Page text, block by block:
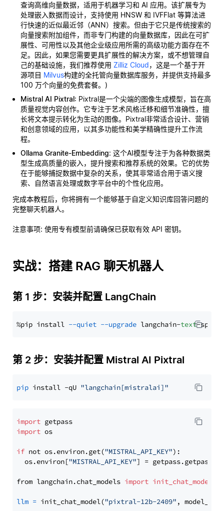
查询高维向量数据，适用于机器学习和 AI 应用。该扩展专为
处理嵌入数据而设计，支持使用 HNSW 和 IVFFlat 等算法进
行快速的近似最近邻（ANN）搜索。但由于它只是传统搜索的
向量搜索附加组件，而非专门构建的向量数据库，因此在可扩
展性、可用性以及其他企业级应用所需的高级功能方面存在不
足。因此，如果您需要更具扩展性的解决方案，或不想管理自
己的基础设施，我们推荐使用 Zilliz Cloud，这是一个基于开
源项目 Milvus构建的全托管向量数据库服务，并提供支持最多
100 万个向量的免费套餐。)
Mistral AI Pixtral: Pixtral是一个尖端的图像生成模型，旨在高
质量视觉内容创作。它专注于艺术风格迁移和细节准确性，擅
长将文本提示转化为生动的图像。Pixtral非常适合设计、营销
和创意领域的应用，以其多功能性和美学精确性提升工作流
程。
Ollama Granite-Embedding: 这个AI模型专注于为各种数据类
型生成高质量的嵌入，提升搜索和推荐系统的效果。它的优势
在于能够捕捉数据中复杂的关系，使其非常适合用于语义搜
索、自然语言处理或数字平台中的个性化应用。
完成本教程后，你将拥有一个能够基于自定义知识库回答问题的
完整聊天机器人。
注意事项: 使用专有模型前请确保已获取有效 API 密钥。
实战：搭建 RAG 聊天机器人
第 1 步：安装并配置 LangChain
%pip install --quiet --upgrade langchain-text
第 2 步：安装并配置 Mistral AI Pixtral
pip install -qU "langchain[mistralai]"
import
import os
if not os.environ.get("MISTRAL_API_KEY"):
  os.environ[
"MISTRAL_API_KEY"] = getpass.getpass(
from langchain.chat_models import init_chat_model
llm = init_chat_model("pixtral-12b-2409" ,